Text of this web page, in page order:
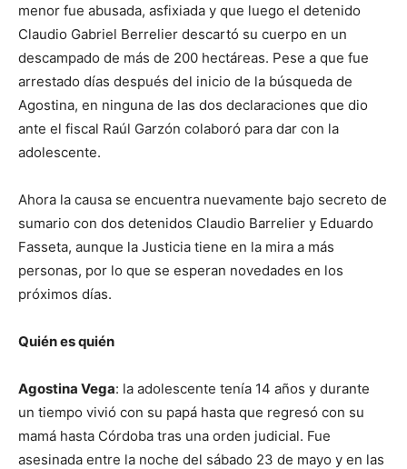
menor fue abusada, asfixiada y que luego el detenido
Claudio Gabriel Berrelier descartó su cuerpo en un
descampado de más de 200 hectáreas. Pese a que fue
arrestado días después del inicio de la búsqueda de
Agostina, en ninguna de las dos declaraciones que dio
ante el fiscal Raúl Garzón colaboró para dar con la
adolescente.
Ahora la causa se encuentra nuevamente bajo secreto de
sumario con dos detenidos Claudio Barrelier y Eduardo
Fasseta, aunque la Justicia tiene en la mira a más
personas, por lo que se esperan novedades en los
próximos días.
Quién es quién
Agostina Vega: la adolescente tenía 14 años y durante
un tiempo vivió con su papá hasta que regresó con su
mamá hasta Córdoba tras una orden judicial. Fue
asesinada entre la noche del sábado 23 de mayo y en las